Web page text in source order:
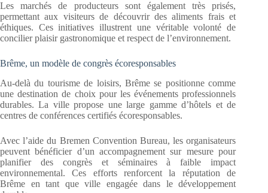
Les marchés de producteurs sont également très prisés,
permettant aux visiteurs de découvrir des aliments frais et
éthiques. Ces initiatives illustrent une véritable volonté de
concilier plaisir gastronomique et respect de l’environnement.
Brême, un modèle de congrès écoresponsables
Au-delà du tourisme de loisirs, Brême se positionne comme
une destination de choix pour les événements professionnels
durables. La ville propose une large gamme d’hôtels et de
centres de conférences certifiés écoresponsables.
Avec l’aide du Bremen Convention Bureau, les organisateurs
peuvent bénéficier d’un accompagnement sur mesure pour
planifier des congrès et séminaires à faible impact
environnemental. Ces efforts renforcent la réputation de
Brême en tant que ville engagée dans le développement